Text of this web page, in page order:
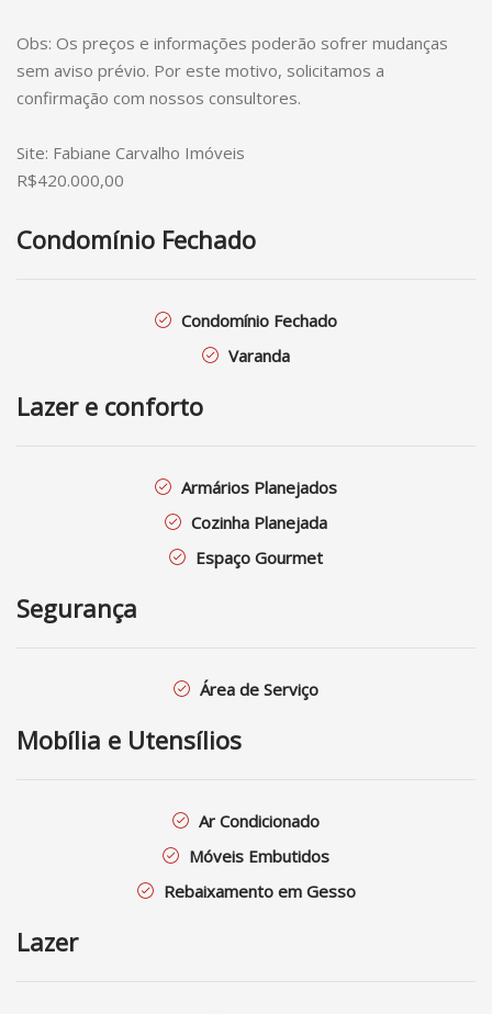
Obs: Os preços e informações poderão sofrer mudanças
sem aviso prévio. Por este motivo, solicitamos a
confirmação com nossos consultores.
Site: Fabiane Carvalho Imóveis
R$420.000,00
Condomínio Fechado
Condomínio Fechado
Varanda
Lazer e conforto
Armários Planejados
Cozinha Planejada
Espaço Gourmet
Segurança
Área de Serviço
Mobília e Utensílios
Ar Condicionado
Móveis Embutidos
Rebaixamento em Gesso
Lazer